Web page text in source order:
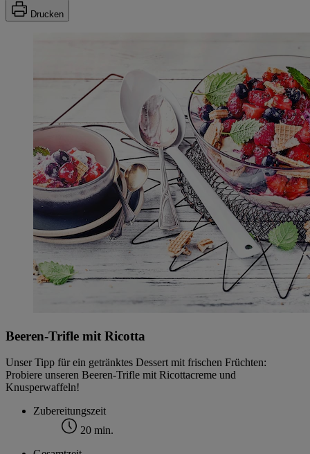
Drucken
Beeren-Trifle mit Ricotta
Unser Tipp für ein getränktes Dessert mit frischen Früchten:
Probiere unseren Beeren-Trifle mit Ricottacreme und
Knusperwaffeln!
Zubereitungszeit
20 min.